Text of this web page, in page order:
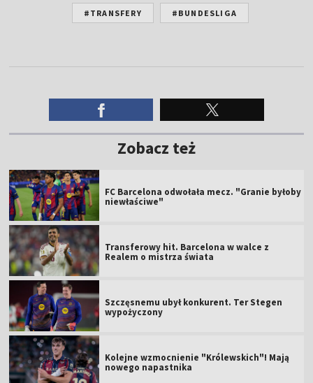
#TRANSFERY #BUNDESLIGA
Zobacz też
FC Barcelona odwołała mecz. "Granie byłoby
niewłaściwe"
Transferowy hit. Barcelona w walce z
Realem o mistrza świata
Szczęsnemu ubył konkurent. Ter Stegen
wypożyczony
Kolejne wzmocnienie "Królewskich"! Mają
nowego napastnika